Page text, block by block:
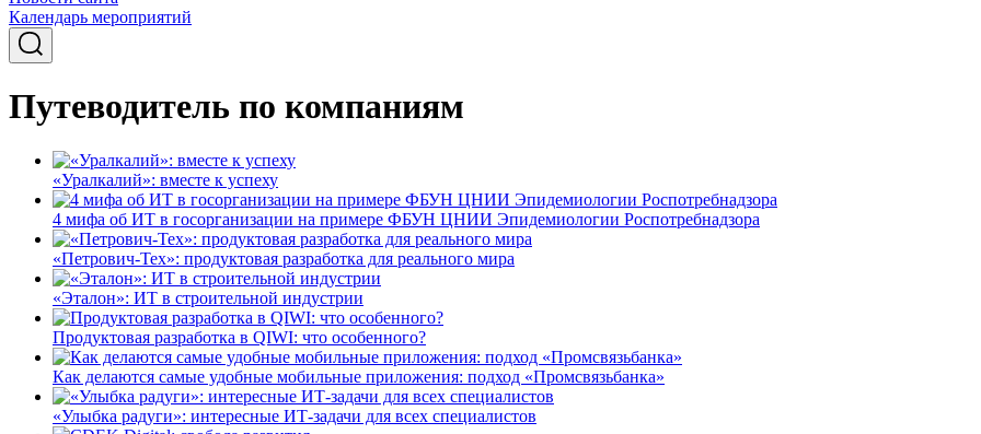
Календарь мероприятий
Путеводитель по компаниям
«Уралкалий»: вместе к успеху
4 мифа об ИТ в госорганизации на примере ФБУН ЦНИИ Эпидемиологии Роспотребнадзора
«Петрович-Тех»: продуктовая разработка для реального мира
«Эталон»: ИТ в строительной индустрии
Продуктовая разработка в QIWI: что особенного?
Как делаются самые удобные мобильные приложения: подход «Промсвязьбанка»
«Улыбка радуги»: интересные ИТ-задачи для всех специалистов